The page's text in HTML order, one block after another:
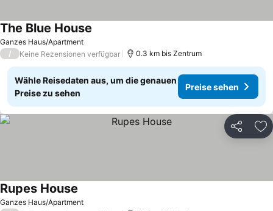
Ganzes Haus/Apartment
The Blue House
/ Keine Rezensionen verfügbar 0.3 km bis Zentrum
Wähle Reisedaten aus, um die genauen
Preise zu sehen
Preise sehen
Teilen
Ganzes Haus/Apartment
Rupes House